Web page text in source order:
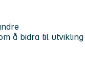
å bidra til